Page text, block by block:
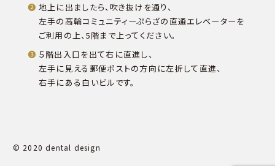
地上に出ましたら、吹き抜けを通り、
左手の高輪コミュニティーぷらざの直通エレベーターを
ご利用の上、5階まで上ってください。
５階出入口を出て右に直進し、
左手に見える郵便ポストの方向に左折して直進、
右手にある白いビルです。
© 2020 dental design